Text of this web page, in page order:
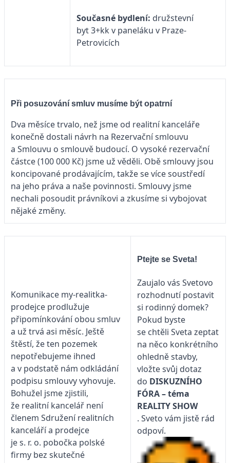
Současné bydlení: družstevní
byt 3+kk v paneláku v Praze-
Petrovicích
Při posuzování smluv musíme být opatrní
Dva měsíce trvalo, než jsme od realitní kanceláře
konečně dostali návrh na Rezervační smlouvu
a Smlouvu o smlouvě budoucí. O vysoké rezervační
částce (100 000 Kč) jsme už věděli. Obě smlouvy jsou
koncipované prodávajícím, takže se více soustředí
na jeho práva a naše povinnosti. Smlouvy jsme
nechali posoudit právníkovi a zkusíme si vybojovat
nějaké změny.
Komunikace my-realitka-
prodejce prodlužuje
připomínkování obou smluv
a už trvá asi měsíc. Ještě
štěstí, že ten pozemek
nepotřebujeme ihned
a v podstatě nám odkládání
podpisu smlouvy vyhovuje.
Bohužel jsme zjistili,
že realitní kancelář není
členem Sdružení realitních
kanceláří a prodejce
je s. r. o. pobočka polské
firmy bez skutečné
Ptejte se Sveta!
Zaujalo vás Svetovo
rozhodnutí postavit
si rodinný domek?
Pokud byste
se chtěli Sveta zeptat
na něco konkrétního
ohledně stavby,
vložte svůj dotaz
do DISKUZNÍHO
FÓRA – téma
REALITY SHOW
. Sveto vám jistě rád
odpoví.